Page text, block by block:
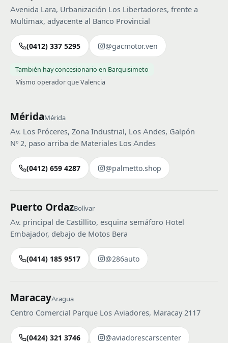
Avenida Lara, Urbanización Los Libertadores, frente a
Multimax, adyacente al Banco Provincial
(0412) 337 5295 @gacmotor.ven
También hay concesionario en Barquisimeto
Mismo operador que Valencia
MéridaMérida
Av. Los Próceres, Zona Industrial, Los Andes, Galpón
Nº 2, paso arriba de Materiales Los Andes
(0412) 659 4287 @palmetto.shop
Puerto OrdazBolívar
Av. principal de Castillito, esquina semáforo Hotel
Embajador, debajo de Motos Bera
(0414) 185 9517 @286auto
MaracayAragua
Centro Comercial Parque Los Aviadores, Maracay 2117
(0424) 321 3746 @aviadorescarscenter